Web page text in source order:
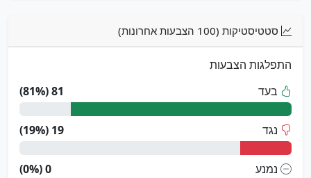
סטטיסטיקות (100 הצבעות אחרונות)
התפלגות הצבעות
בעד
81 (81%)
נגד 19 (19%)
נמנע 0 (0%)